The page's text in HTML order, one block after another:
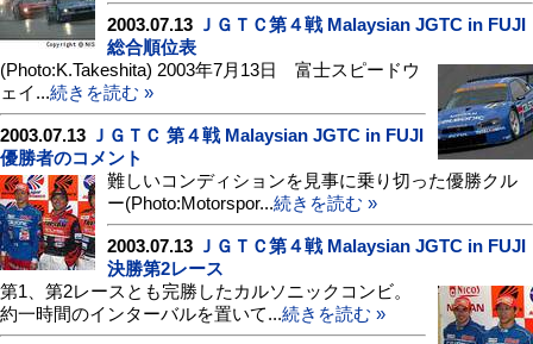
2003.07.13 ＪＧＴＣ第４戦 Malaysian JGTC in FUJI
総合順位表
(Photo:K.Takeshita) 2003年7月13日 富士スピードウ
ェイ...続きを読む »
2003.07.13 ＪＧＴＣ 第４戦 Malaysian JGTC in FUJI
優勝者のコメント
難しいコンディションを見事に乗り切った優勝クル
ー(Photo:Motorspor...続きを読む »
2003.07.13 ＪＧＴＣ第４戦 Malaysian JGTC in FUJI
決勝第2レース
第1、第2レースとも完勝したカルソニックコンビ。
約一時間のインターバルを置いて...続きを読む »